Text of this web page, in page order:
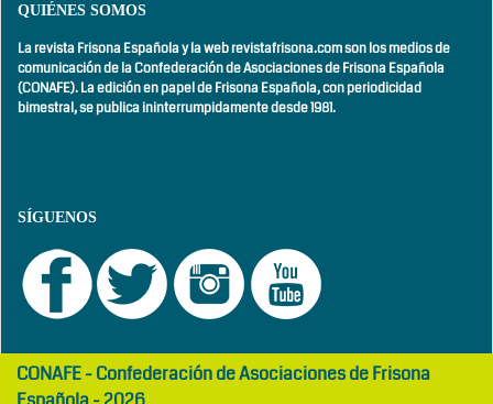
QUIÉNES SOMOS
La revista Frisona Española y la web revistafrisona.com son los medios de
comunicación de la Confederación de Asociaciones de Frisona Española
(CONAFE). La edición en papel de Frisona Española, conperiodicidad
bimestral,se publica ininterrumpidamente desde 1981.
SÍGUENOS
girls
abaya
maltepe
otelCONAFE - Confederación de Asociaciones de Frisona